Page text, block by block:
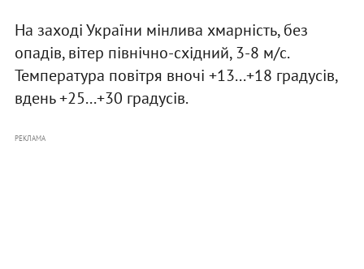
На заході України мінлива хмарність, без
опадів, вітер північно-східний, 3-8 м/с.
Температура повітря вночі +13...+18 градусів,
вдень +25...+30 градусів.
РЕКЛАМА